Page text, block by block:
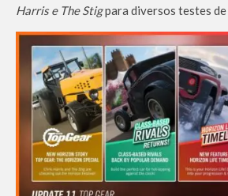
Harris e The Stigpara diversos testes